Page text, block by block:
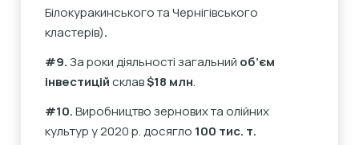
Білокуракинського та Чернігівського
кластерів).
#9.За роки діяльності загальний об’єм
інвестиційсклав$18 млн.
#10.Виробництво зернових та олійних
культур у 2020 р. досягло 100 тис. т.